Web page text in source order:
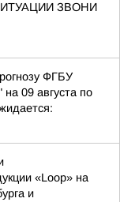
ЗВОНИ
ФГБУ
09 августа по
«Loop» на
и